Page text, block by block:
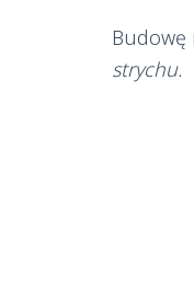
Budowę
strychu.